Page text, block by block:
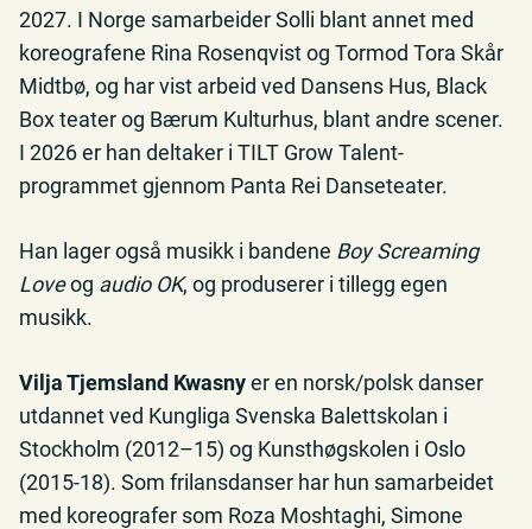
2027. I Norge samarbeider Solli blant annet med
koreografene Rina Rosenqvist og Tormod Tora Skår
Midtbø, og har vist arbeid ved Dansens Hus, Black
Box teater og Bærum Kulturhus, blant andre scener.
I 2026 er han deltaker i TILT Grow Talent-
programmet gjennom Panta Rei Danseteater.
Han lager også musikk i bandene Boy Screaming
Loveog audio OK, og produserer i tillegg egen
musikk.
Vilja Tjemsland Kwasnyer en norsk/polsk danser
utdannet ved Kungliga Svenska Balettskolan i
Stockholm (2012–15) og Kunsthøgskolen i Oslo
(2015-18). Som frilansdanser har hun samarbeidet
med koreografer som Roza Moshtaghi, Simone